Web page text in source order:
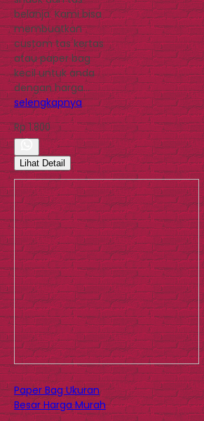
belanja. Kami bisa
membuatkan
custom tas kertas
atau paper bag
kecil untuk anda
dengan harga…
selengkapnya
Rp 1.800
Lihat Detail
Paper Bag Ukuran
Besar Harga Murah